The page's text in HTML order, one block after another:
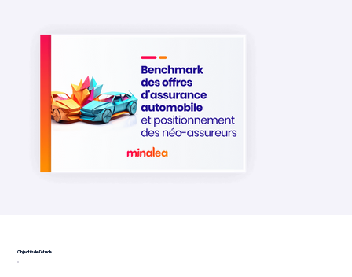
Objectifs de l'étude